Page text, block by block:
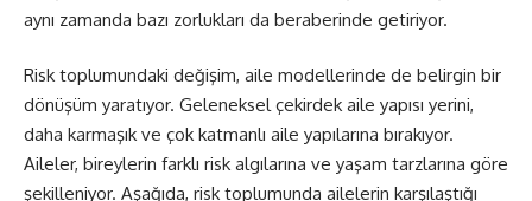
aynı zamanda bazı zorlukları da beraberinde getiriyor.
Risk toplumundaki değişim, aile modellerinde de belirgin bir
dönüşüm yaratıyor. Geleneksel çekirdek aile yapısı yerini,
daha karmaşık ve çok katmanlı aile yapılarına bırakıyor.
Aileler, bireylerin farklı risk algılarına ve yaşam tarzlarına göre
şekilleniyor. Aşağıda, risk toplumunda ailelerin karşılaştığı